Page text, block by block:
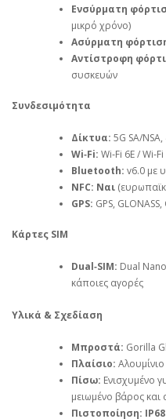
Ενσύρματη
μικρό χρόνο)
Ασύρματη
Αντίστροφη
συσκευών
Συνδεσιμότητα
Δίκτυα: 5G SA/NSA,
Wi‑Fi: Wi‑Fi 6E /
Bluetooth: v6.0 με
NFC: Ναι
GPS: GPS,
Κάρτες SIM
Dual‑SIM: Dual
κάποιες αγορές
Υλικά & Σχεδίαση
Μπροστά: Gorilla
Πλαίσιο:
Πίσω: Ενισχυμένο
μειωμένο βάρος και
Πιστοποίηση: IP68